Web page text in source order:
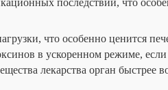
последствий, что
что особенно ценится
в ускоренном режиме,
лекарства орган быстрее